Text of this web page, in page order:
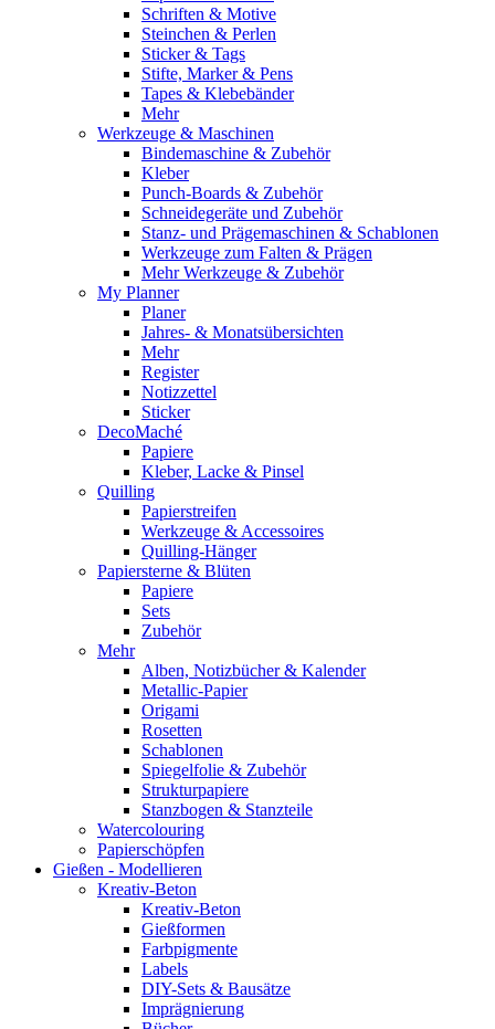
Schriften & Motive
Steinchen & Perlen
Sticker & Tags
Stifte, Marker & Pens
Tapes & Klebebänder
Mehr
Werkzeuge & Maschinen
Bindemaschine & Zubehör
Kleber
Punch-Boards & Zubehör
Schneidegeräte und Zubehör
Stanz- und Prägemaschinen & Schablonen
Werkzeuge zum Falten & Prägen
Mehr Werkzeuge & Zubehör
My Planner
Planer
Jahres- & Monatsübersichten
Mehr
Register
Notizzettel
Sticker
DecoMaché
Papiere
Kleber, Lacke & Pinsel
Quilling
Papierstreifen
Werkzeuge & Accessoires
Quilling-Hänger
Papiersterne & Blüten
Papiere
Sets
Zubehör
Mehr
Alben, Notizbücher & Kalender
Metallic-Papier
Origami
Rosetten
Schablonen
Spiegelfolie & Zubehör
Strukturpapiere
Stanzbogen & Stanzteile
Watercolouring
Papierschöpfen
Gießen - Modellieren
Kreativ-Beton
Kreativ-Beton
Gießformen
Farbpigmente
Labels
DIY-Sets & Bausätze
Imprägnierung